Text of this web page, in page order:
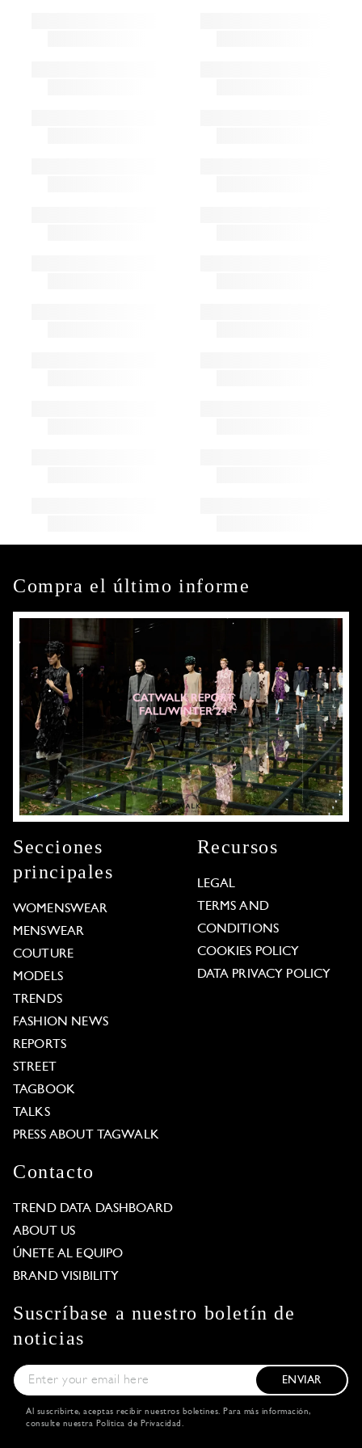
Compra el último informe
Secciones
principales
WOMENSWEAR
MENSWEAR
COUTURE
MODELS
TRENDS
FASHION NEWS
REPORTS
STREET
TAGBOOK
TALKS
PRESS ABOUT TAGWALK
Recursos
LEGAL
TERMS AND
CONDITIONS
COOKIES POLICY
DATA PRIVACY POLICY
Contacto
TREND DATA DASHBOARD
ABOUT US
ÚNETE AL EQUIPO
BRAND VISIBILITY
Suscríbase a nuestro boletín de
noticias
ENVIAR
Al suscribirte, aceptas recibir nuestros boletines. Para más información,
consulte nuestra Política de Privacidad .